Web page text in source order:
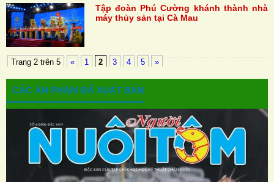
Tập đoàn Phú Cường khánh thành nhà
máy thủy sản tại Cà Mau
Trang 2 trên 5 « 1 2 3 4 5 »
CÁC ẤN PHẨM ĐÃ XUẤT BẢN